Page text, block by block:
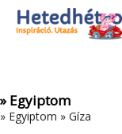
Az oldal sütiket
Adatvédelmi
» Egyiptom
» Egyiptom » Gíza